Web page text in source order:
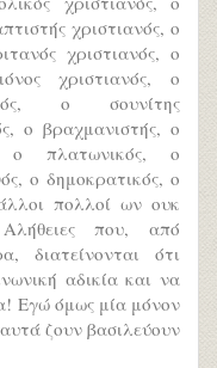
χριστιανός, ο
χριστιανός, ο
χριστιανός, ο
ο σουνίτης
ο βραχμανιστής, ο
ο πλατωνικός, ο
ο δημοκρατικός, ο
πολλοί ων ουκ
που, από
διατείνονται ότι
αδικία και να
Εγώ όμως μία μόνον
ζουν βασιλεύουν